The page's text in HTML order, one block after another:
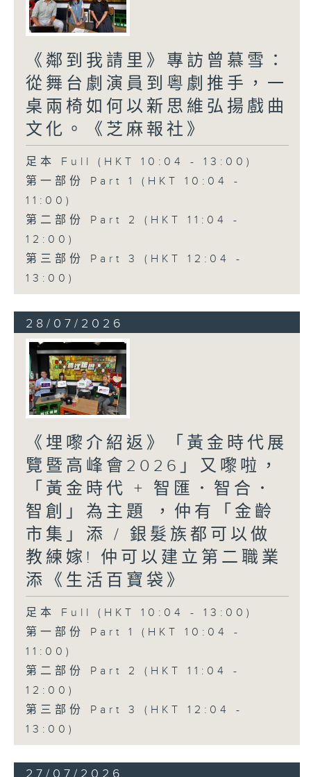
《鄰到我請里》專訪曾慕雪：
從舞台劇演員到粵劇推手，一
桌兩椅如何以新思維弘揚戲曲
文化。《芝麻報社》
足本 Full (HKT 10:04 - 13:00)
第一部份 Part 1 (HKT 10:04 -
11:00)
第二部份 Part 2 (HKT 11:04 -
12:00)
第三部份 Part 3 (HKT 12:04 -
13:00)
28/07/2026
《埋嚟介紹返》「黃金時代展
覽暨高峰會2026」又嚟啦，
「黃金時代 + 智匯．智合．
智創」為主題 ，仲有「金齡
市集」添 / 銀髮族都可以做
教練嫁! 仲可以建立第二職業
添《生活百寶袋》
足本 Full (HKT 10:04 - 13:00)
第一部份 Part 1 (HKT 10:04 -
11:00)
第二部份 Part 2 (HKT 11:04 -
12:00)
第三部份 Part 3 (HKT 12:04 -
13:00)